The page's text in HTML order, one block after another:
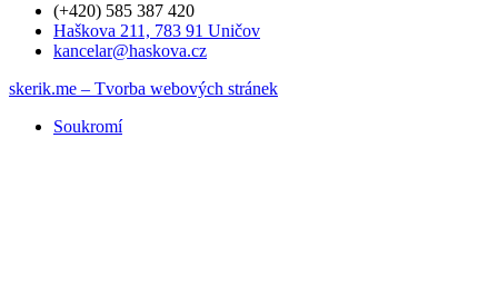
(+420) 585 387 420
Haškova 211, 783 91 Uničov
kancelar@haskova.cz
skerik.me – Tvorba webových stránek
Soukromí